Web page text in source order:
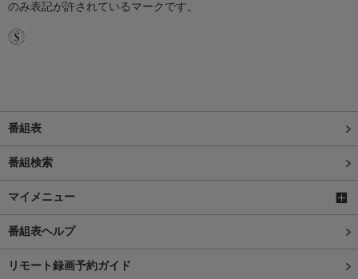
のみ表記が許されているマークです。
番組表
番組検索
マイメニュー
番組表ヘルプ
リモート録画予約ガイド